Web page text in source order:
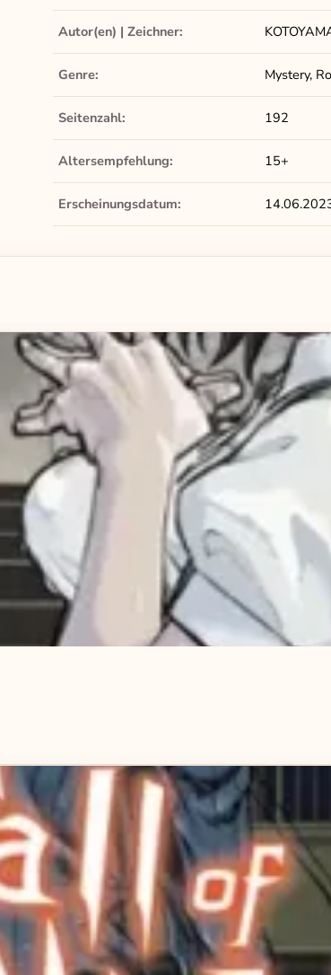
Autor(en) | Zeichner:
Genre: Mystery,
Seitenzahl: 192
Altersempfehlung: 15+
Erscheinungsdatum: